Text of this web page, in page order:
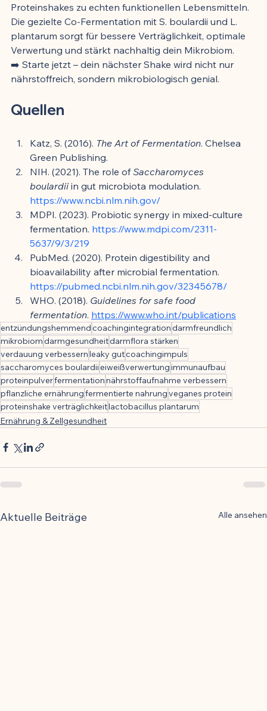
Proteinshakes zu echten funktionellen Lebensmitteln.
Die gezielte Co-Fermentation mit S. boulardii und L.
plantarum sorgt für bessere Verträglichkeit, optimale
Verwertung und stärkt nachhaltig dein Mikrobiom.
➡️ Starte jetzt – dein nächster Shake wird nicht nur
nährstoffreich, sondern mikrobiologisch genial.
Quellen
Katz, S. (2016). The Art of Fermentation. Chelsea
Green Publishing.
NIH. (2021). The role of Saccharomyces
boulardii in gut microbiota modulation.
https://www.ncbi.nlm.nih.gov/
MDPI. (2023). Probiotic synergy in mixed-culture
fermentation. https://www.mdpi.com/2311-
5637/9/3/219
PubMed. (2020). Protein digestibility and
bioavailability after microbial fermentation.
https://pubmed.ncbi.nlm.nih.gov/32345678/
WHO. (2018). Guidelines for safe food
fermentation. https://www.who.int/publications
entzündungshemmendcoachingintegrationdarmfreundlich
mikrobiomdarmgesundheitdarmflora stärken
verdauung verbessernleaky gutcoachingimpuls
saccharomyces boulardiieiweißverwertungimmunaufbau
proteinpulverfermentationnährstoffaufnahme verbessern
pflanzliche ernährungfermentierte nahrungveganes protein
proteinshake verträglichkeitlactobacillus plantarum
Ernährung & Zellgesundheit
Aktuelle Beiträge Alle ansehen